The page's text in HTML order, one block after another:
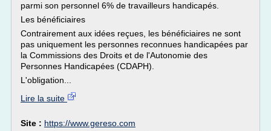
parmi son personnel 6% de travailleurs handicapés.
Les bénéficiaires
Contrairement aux idées reçues, les bénéficiaires ne sont
pas uniquement les personnes reconnues handicapées par
la Commissions des Droits et de l'Autonomie des
Personnes Handicapées (CDAPH).
L'obligation...
Lire la suite
Site : https://www.gereso.com